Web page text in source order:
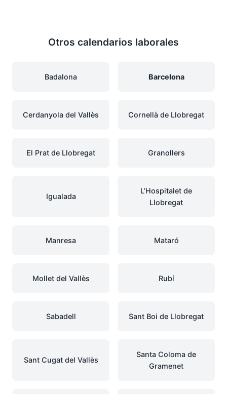
Otros calendarios laborales
Badalona Barcelona
Cerdanyola del Vallès Cornellà de Llobregat
El Prat de Llobregat Granollers
Igualada
L’Hospitalet de
Llobregat
Manresa Mataró
Mollet del Vallès Rubí
Sabadell Sant Boi de Llobregat
Sant Cugat del Vallès
Santa Coloma de
Gramenet